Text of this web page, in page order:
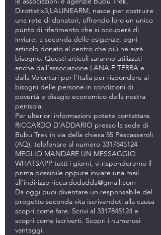
Dirottatix3,LALINEARM, nasce per costruire
una rete di donatori, offrendo loro un unico
punto di riferimento che si occuperà di
inviare, a seconda delle esigenze, ogni
articolo donato al centro che più ne avrà
bisogno. Questi articoli saranno utilizzati
anche dall’associazione LANA E TERRA e
dalla Volontari per l’Italia per rispondere ai
bisogni delle persone in condizioni di
povertà e disagio economico della nostra
penisola.
Per ulteriori informazioni potete contattare
RICCARDO D’ADDARIO presso la sede di
Bubu Trek in via della chiesa 55 Pescasseroli
(AQ), telefonare al numero 3317845124
MEGLIO MANDARE UN MESSAGGIO
WHATSAPP tutti i giorni, vi risponderemo il
prima possibile oppure inviare una mail
all’indirizzo riccardodadda@gmail.com
Da oggi puoi diventare un responsabile del
progetto seconda vita iscrivendoti alla causa
scopri come fare. Scrivi al 3317845124 e
scopri come iscriverti. Scopri i numerosi
vantaggi.